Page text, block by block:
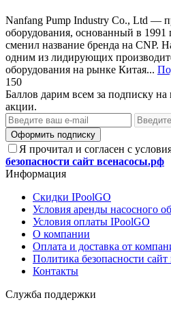
Nanfang Pump Industry Со., Ltd —
оборудования, основанный в 1991
сменил название бренда на CNP.
одним из лидирующих
оборудования на рынке Китая...
150
Баллов дарим всем за подписку
акции.
Оформить подписку
Я прочитал и согласен с
безопасности сайт всенасосы.рф
Информация
Скидки IPoolGO
Условия аренды насосного
Условия оплаты IPoolGO
О компании
Оплата и доставка от
Политика безопасности
Контакты
Служба поддержки